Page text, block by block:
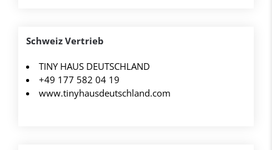
Schweiz Vertrieb
TINY HAUS DEUTSCHLAND
+49 177 582 04 19
www.tinyhausdeutschland.com